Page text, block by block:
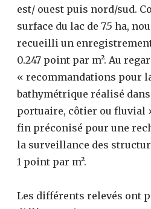
est/ ouest puis nord/sud.
surface du lac de 7.5 ha,
recueilli un enregistrement
0.247 point par m². Au
« recommandations pour
bathymétrique réalisé
portuaire, côtier ou fluvial
fin préconisé pour une
la surveillance des
1 point par m².
Les différents relevés ont